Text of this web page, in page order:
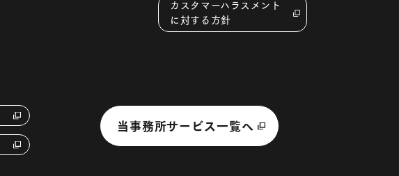
カスタマーハラスメント
に対する方針
当事務所サービス一覧へ